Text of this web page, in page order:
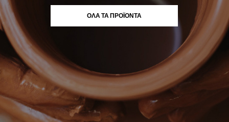
ΟΛΑ ΤΑ ΠΡΟΪΟΝΤΑ